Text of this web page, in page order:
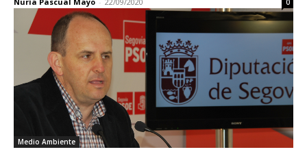
0
Medio Ambiente